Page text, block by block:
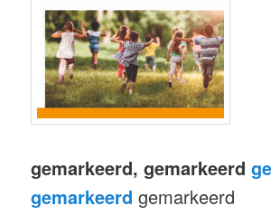
gemarkeerd, gemarkeerd
gemarkeerd gemarkeerd